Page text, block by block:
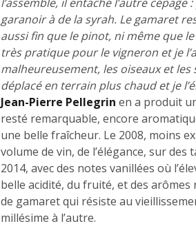
garanoir à de la syrah. Le gamaret
aussi fin que le pinot, ni même que
très pratique pour le vigneron et je
malheureusement, les oiseaux et les
déplacé en terrain plus chaud et je
Jean-Pierre Pellegrin en a produit
resté remarquable, encore
une belle fraîcheur. Le 2008, moins
volume de vin, de l’élégance, sur
2014, avec des notes vanillées où
belle acidité, du fruité, et des arômes
de gamaret qui résiste au
millésime à l’autre.